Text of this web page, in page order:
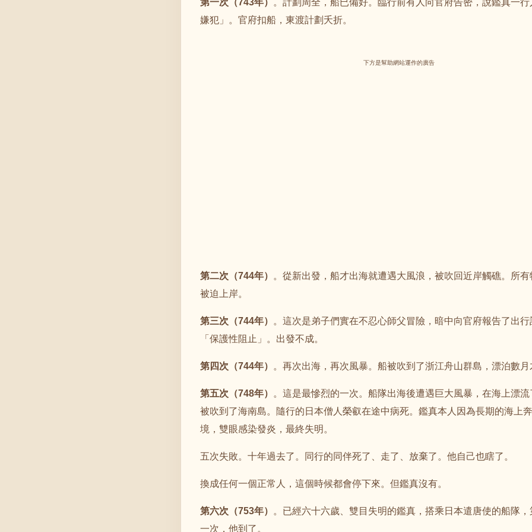
第一次（743年）
。計劃周全，船已備好。臨行前有人向官府告密，說鑑真一
嫌犯」。官府扣船，東渡計劃夭折。
下方是幫助網站運作的廣告
第二次（744年）
。從新出發，船才出海就遭遇大風浪，被吹回近岸觸礁。所
被迫上岸。
第三次（744年）
。這次是弟子們實在不忍心師父冒險，暗中向官府報告了出
「保護性阻止」。出發不成。
第四次（744年） 。再次出海，再次風暴。船被吹到了浙江舟山群島，漂泊數月
第五次（748年）
。這是最慘烈的一次。船隊出海後遭遇巨大風暴，在海上漂
被吹到了海南島。隨行的日本僧人榮叡在途中病死。鑑真本人因為長期的海上
境，雙眼感染發炎，最終失明。
五次失敗。十年過去了。同行的同伴死了、走了、放棄了。他自己也瞎了。
換成任何一個正常人，這個時候都會停下來。但鑑真沒有。
第六次（753年）
。已經六十六歲、雙目失明的鑑真，搭乘日本遣唐使的船隊
一次，他到了。